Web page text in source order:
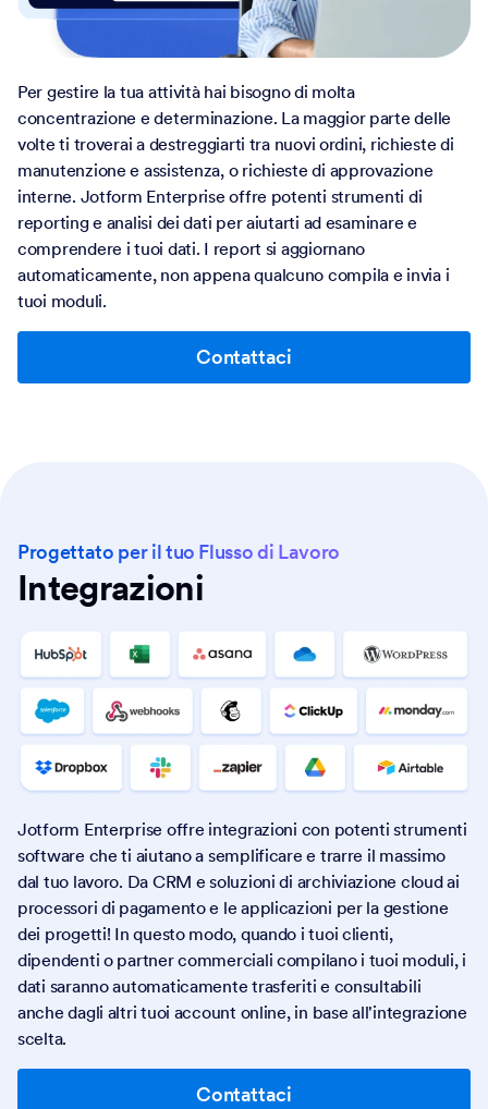
Per gestire la tua attività hai bisogno di molta
concentrazione e determinazione. La maggior parte delle
volte ti troverai a destreggiarti tra nuovi ordini, richieste di
manutenzione e assistenza, o richieste di approvazione
interne. Jotform Enterprise offre potenti strumenti di
reporting e analisi dei dati per aiutarti ad esaminare e
comprendere i tuoi dati. I report si aggiornano
automaticamente, non appena qualcuno compila e invia i
tuoi moduli.
Contattaci
Progettato per il tuo Flusso di Lavoro
Integrazioni
Jotform Enterprise offre integrazioni con potenti strumenti
software che ti aiutano a semplificare e trarre il massimo
dal tuo lavoro. Da CRM e soluzioni di archiviazione cloud ai
processori di pagamento e le applicazioni per la gestione
dei progetti! In questo modo, quando i tuoi clienti,
dipendenti o partner commerciali compilano i tuoi moduli, i
dati saranno automaticamente trasferiti e consultabili
anche dagli altri tuoi account online, in base all'integrazione
scelta.
Contattaci